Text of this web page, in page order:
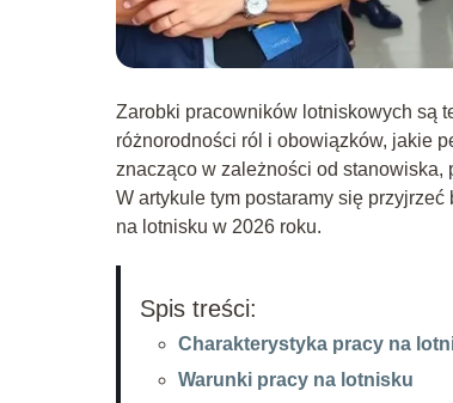
Zarobki pracowników lotniskowych są
różnorodności ról i obowiązków, jakie
znacząco w zależności od
W artykule tym postaramy się
na lotnisku w 2026 roku.
Spis treści:
Charakterystyka pracy na
Warunki pracy na lotnisku